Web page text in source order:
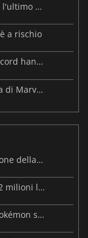
Palworld: Sunreach e boss più stabili con l'ultimo update
a rischio
Le mappe dei malware e un attacco a Discord hanno colpito Meccha Chameleon
PlayStation Network in tilt durante la beta di Marvel Tōkon
MARVEL Tōkon debutta con la presentazione della roadmap per il primo anno
Resident Evil: Veronica ha già superato i 2 milioni liste dei desideri
Beast of Reincarnation: lo studio dietro Pokémon su una nuova strada